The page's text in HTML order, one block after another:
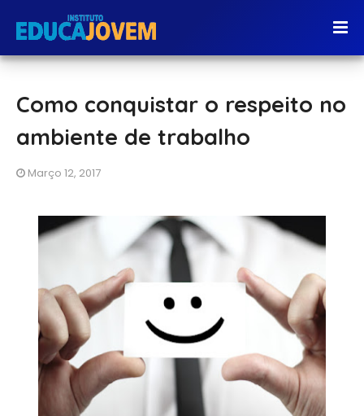
Como conquistar o respeito no
ambiente de trabalho
Março 12, 2017